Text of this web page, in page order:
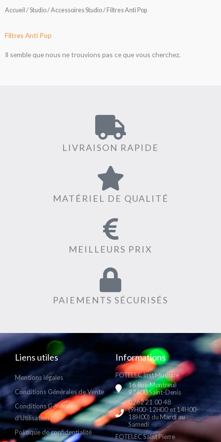
Accueil /Studio/Accessoires Studio/ Filtres Anti Pop
Filtres Anti Pop
Il semble que nous ne trouvions pas ce que vous cherchez.
LIVRAISON RAPIDE
MATÉRIEL DE QUALITÉ
MEILLEURS PRIX
PAIEMENTS SÉCURISÉS
Liens utiles
Mentions légales
Conditions Générales de Vente
Conditions Générales
d'Utilisation
Politique de confidentialité
Informations
FOTELEC Inst Musique
16 Rue Montreuil
97400 Saint-Denis
0262 21 00 48
(9H00-12H00 et 14H00-
18H00) du Mardi au
Samedi
FOTELEC Saint Pierre